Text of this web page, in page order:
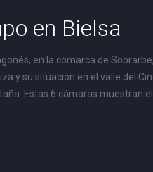
en Bielsa
en la comarca de
y su situación en el valle del
Estas 6 cámaras muestran el